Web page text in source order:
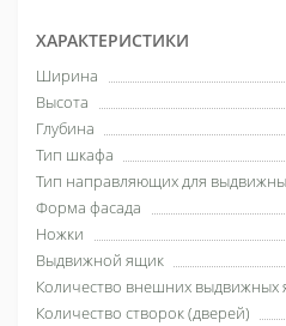
ХАРАКТЕРИСТИКИ
Ширина
Высота
Глубина
Тип шкафа
Тип направляющих для
Форма фасада
Ножки
Выдвижной ящик
Количество внешних выдвижных
Количество створок (дверей)